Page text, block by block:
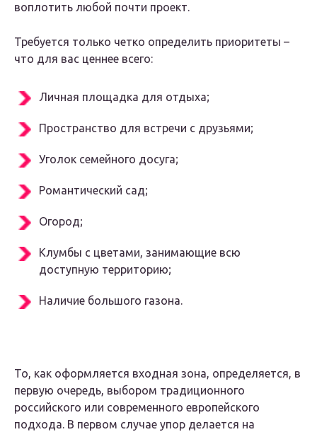
воплотить любой почти проект.
Требуется только четко определить приоритеты –
что для вас ценнее всего:
Личная площадка для отдыха;
Пространство для встречи с друзьями;
Уголок семейного досуга;
Романтический сад;
Огород;
Клумбы с цветами, занимающие всю
доступную территорию;
Наличие большого газона.
То, как оформляется входная зона, определяется, в
первую очередь, выбором традиционного
российского или современного европейского
подхода. В первом случае упор делается на